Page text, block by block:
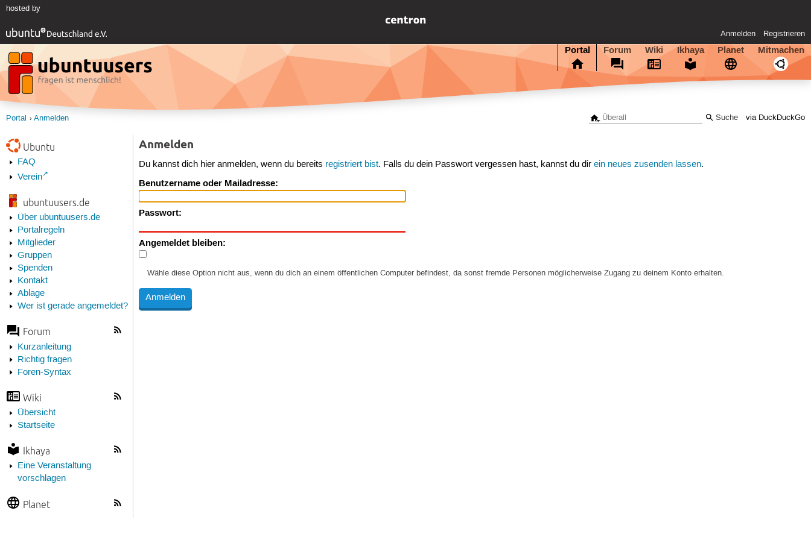
hosted by
Anmelden Registrieren
Portal Forum Wiki Ikhaya Planet Mitmachen
via DuckDuckGo
Portal Anmelden
Ubuntu
FAQ
Verein
ubuntuusers.de
Über ubuntuusers.de
Portalregeln
Mitglieder
Gruppen
Spenden
Kontakt
Ablage
Wer ist gerade angemeldet?
Forum
Kurzanleitung
Richtig fragen
Foren-Syntax
Wiki
Übersicht
Startseite
Ikhaya
Eine Veranstaltung
vorschlagen
Planet
Anmelden
Du kannst dich hier anmelden, wenn du bereits registriert bist. Falls du dein Passwort vergessen hast, kannst du direin neues zusenden lassen.
Benutzername oder Mailadresse:
Passwort:
Angemeldet bleiben:
Wähle diese Option nicht aus, wenn du dich an einem öffentlichen Computer befindest, da sonst fremde Personen möglicherweise Zugang zu deinem Konto erhalten.